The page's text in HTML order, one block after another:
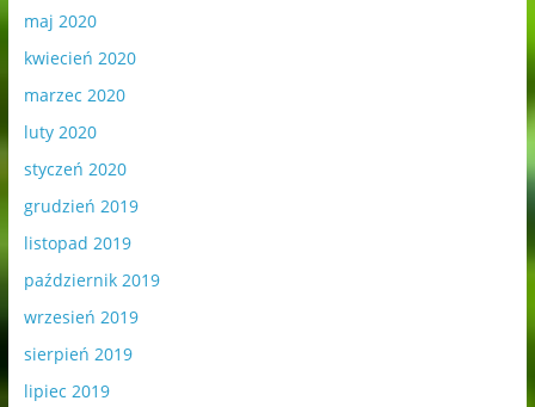
maj 2020
kwiecień 2020
marzec 2020
luty 2020
styczeń 2020
grudzień 2019
listopad 2019
październik 2019
wrzesień 2019
sierpień 2019
lipiec 2019